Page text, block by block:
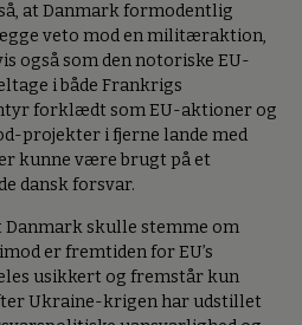
at Danmark formodentlig
veto mod en militæraktion,
også som den notoriske EU-
i både Frankrigs
forklædt som EU-aktioner og
projekter i fjerne lande med
kunne være brugt på et
dansk forsvar.
Danmark skulle stemme om
er fremtiden for EU’s
usikkert og fremstår kun
Ukraine-krigen har udstillet